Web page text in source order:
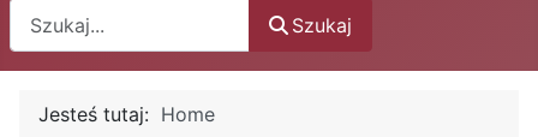
Szukaj
Jesteś tutaj: Home